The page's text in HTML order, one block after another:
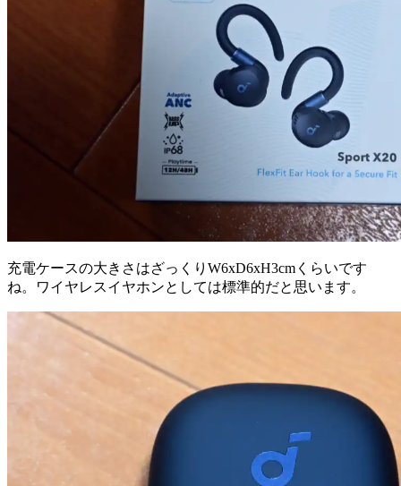
充電ケースの大きさはざっくりW6xD6xH3cmくらいです
ね。ワイヤレスイヤホンとしては標準的だと思います。